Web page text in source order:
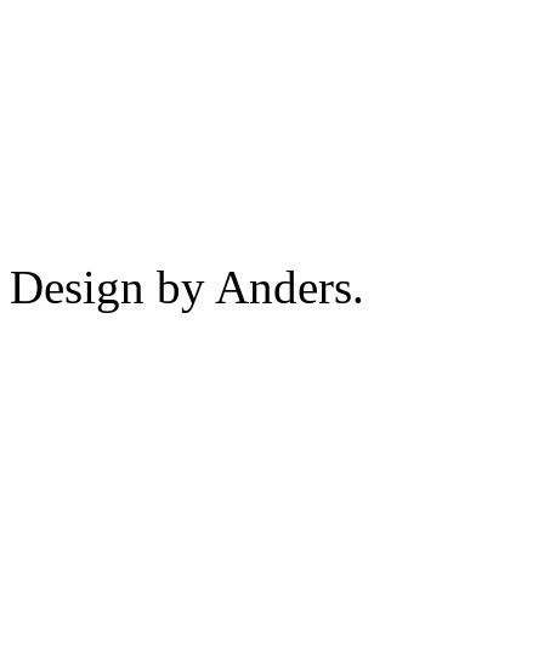
Design by Anders.